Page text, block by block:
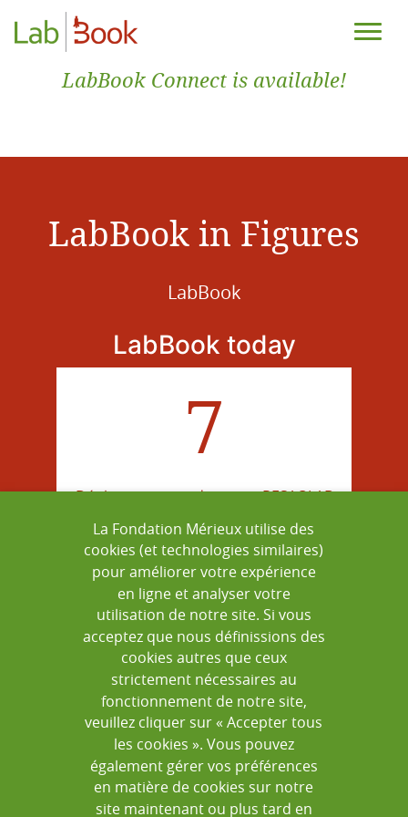
LabBook Connect is available!
LabBook in Figures
LabBook
LabBook today
7
Déployer au sein du projet RESAOLAB
=
XXX
La Fondation Mérieux utilise des
cookies (et technologies similaires)
pour améliorer votre expérience
en ligne et analyser votre
utilisation de notre site. Si vous
acceptez que nous définissions des
cookies autres que ceux
strictement nécessaires au
fonctionnement de notre site,
veuillez cliquer sur « Accepter tous
les cookies ». Vous pouvez
également gérer vos préférences
en matière de cookies sur notre
site maintenant ou plus tard en